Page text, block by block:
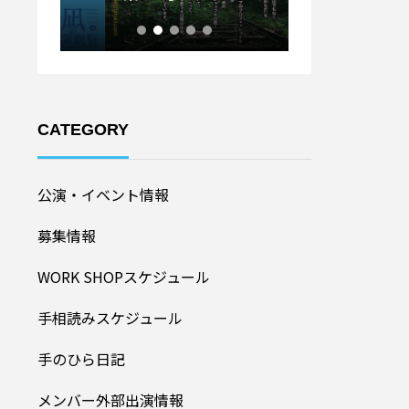
CATEGORY
公演・イベント情報
募集情報
WORK SHOPスケジュール
手相読みスケジュール
手のひら日記
メンバー外部出演情報